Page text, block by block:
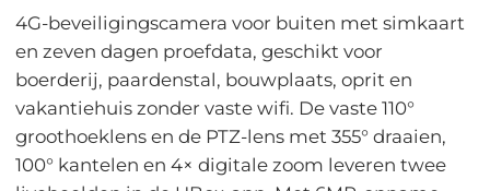
4G-beveiligingscamera voor buiten met simkaart
en zeven dagen proefdata, geschikt voor
boerderij, paardenstal, bouwplaats, oprit en
vakantiehuis zonder vaste wifi. De vaste 110°
groothoeklens en de PTZ-lens met 355° draaien,
100° kantelen en 4× digitale zoom leveren twee